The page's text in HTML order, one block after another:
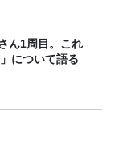
ん1周目。これ
について語る